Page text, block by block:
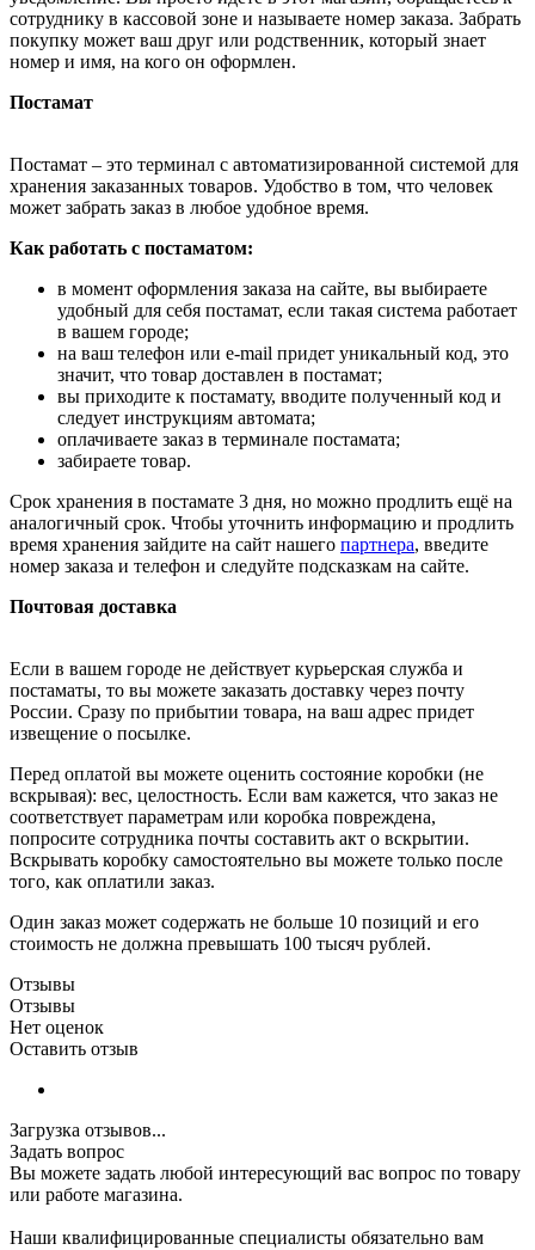
сотруднику в кассовой зоне и называете номер заказа. Забрать
покупку может ваш друг или родственник, который знает
номер и имя, на кого он оформлен.
Постамат
Постамат – это терминал с автоматизированной системой для
хранения заказанных товаров. Удобство в том, что человек
может забрать заказ в любое удобное время.
Как работать с постаматом:
в момент оформления заказа на сайте, вы выбираете
удобный для себя постамат, если такая система работает
в вашем городе;
на ваш телефон или e-mail придет уникальный код, это
значит, что товар доставлен в постамат;
вы приходите к постамату, вводите полученный код и
следует инструкциям автомата;
оплачиваете заказ в терминале постамата;
забираете товар.
Срок хранения в постамате 3 дня, но можно продлить ещё на
аналогичный срок. Чтобы уточнить информацию и продлить
время хранения зайдите на сайт нашего партнера, введите
номер заказа и телефон и следуйте подсказкам на сайте.
Почтовая доставка
Если в вашем городе не действует курьерская служба и
постаматы, то вы можете заказать доставку через почту
России. Сразу по прибытии товара, на ваш адрес придет
извещение о посылке.
Перед оплатой вы можете оценить состояние коробки (не
вскрывая): вес, целостность. Если вам кажется, что заказ не
соответствует параметрам или коробка повреждена,
попросите сотрудника почты составить акт о вскрытии.
Вскрывать коробку самостоятельно вы можете только после
того, как оплатили заказ.
Один заказ может содержать не больше 10 позиций и его
стоимость не должна превышать 100 тысяч рублей.
Отзывы
Отзывы
Нет оценок
Оставить отзыв
Загрузка отзывов...
Задать вопрос
Вы можете задать любой интересующий вас вопрос по товару
или работе магазина.
Наши квалифицированные специалисты обязательно вам